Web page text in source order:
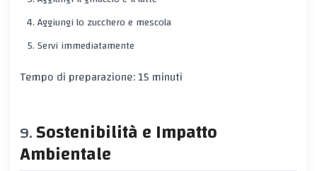
Aggiungi lo zucchero e mescola
Servi immediatamente
Tempo di preparazione: 15 minuti
Sostenibilità e Impatto
Ambientale